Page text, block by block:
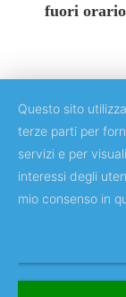
fuori
Copyright ©
Questo sito
terze parti per
servizi e per
interessi degli
mio consenso in